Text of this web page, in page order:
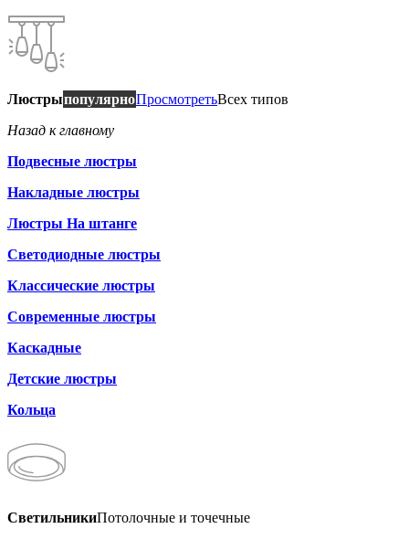
ЛюстрыпопулярноПросмотретьВсех типов
Назад к главному
Подвесные люстры
Накладные люстры
Люстры На штанге
Светодиодные люстры
Классические люстры
Современные люстры
Каскадные
Детские люстры
Кольца
СветильникиПотолочные и точечные